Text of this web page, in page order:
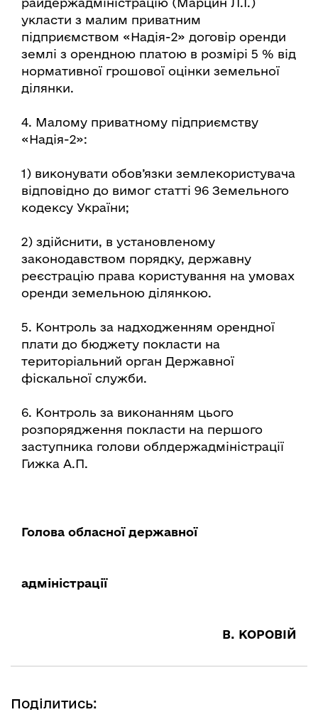
укласти з малим приватним
підприємством «Надія-2» договір оренди
землі з орендною платою в розмірі 5 % від
нормативної грошової оцінки земельної
ділянки.
4. Малому приватному підприємству
«Надія-2»:
1) виконувати обов’язки землекористувача
відповідно до вимог статті 96 Земельного
кодексу України;
2) здійснити, в установленому
законодавством порядку, державну
реєстрацію права користування на умовах
оренди земельною ділянкою.
5. Контроль за надходженням орендної
плати до бюджету покласти на
територіальний орган Державної
фіскальної служби.
6. Контроль за виконанням цього
розпорядження покласти на першого
заступника голови облдержадміністрації
Гижка А.П.
Голова обласної державної
В. КОРОВІЙ
Поділитись: